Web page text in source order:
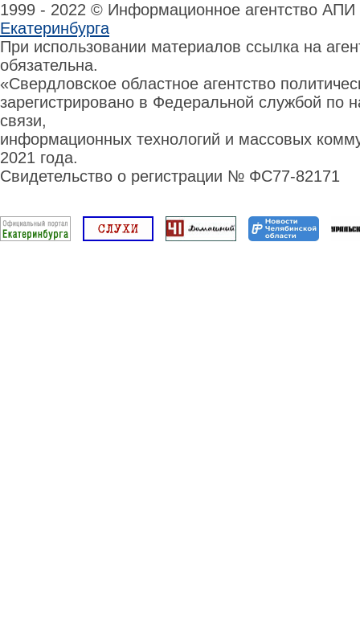
1999 - 2022 © Информационное агентство
Екатеринбурга
При использовании материалов ссылка на
обязательна.
«Свердловское областное агентство
зарегистрировано в Федеральной службой по
связи,
информационных технологий и массовых
2021 года.
Свидетельство о регистрации № ФС77-82171